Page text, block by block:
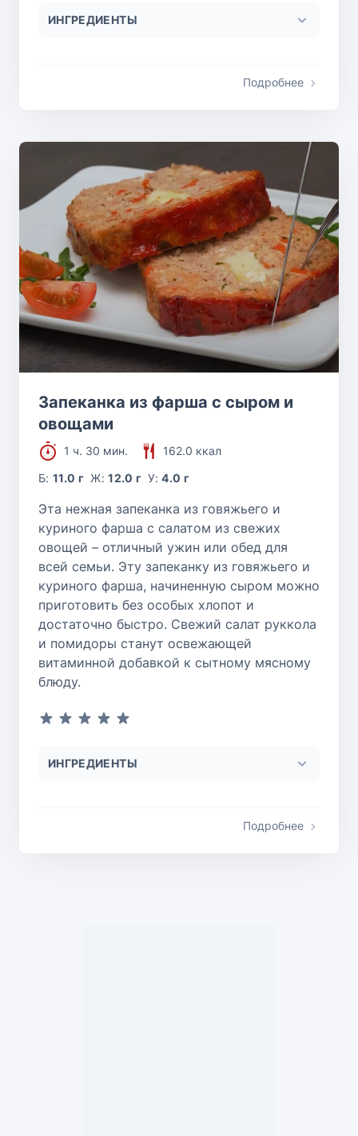
ИНГРЕДИЕНТЫ
Подробнее
Запеканка из фарша с сыром и
овощами
1 ч. 30 мин.
162.0 ккал
Б:11.0 г Ж:12.0 г У:4.0 г
Эта нежная запеканка из говяжьего и
куриного фарша с салатом из свежих
овощей – отличный ужин или обед для
всей семьи. Эту запеканку из говяжьего и
куриного фарша, начиненную сыром можно
приготовить без особых хлопот и
достаточно быстро. Свежий салат руккола
и помидоры станут освежающей
витаминной добавкой к сытному мясному
блюду.
ИНГРЕДИЕНТЫ
Подробнее